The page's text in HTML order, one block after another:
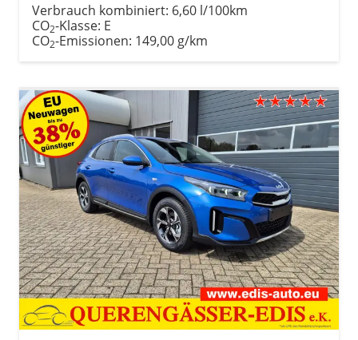
Verbrauch kombiniert: 6,60 l/100km
CO2-Klasse: E
CO2-Emissionen: 149,00 g/km